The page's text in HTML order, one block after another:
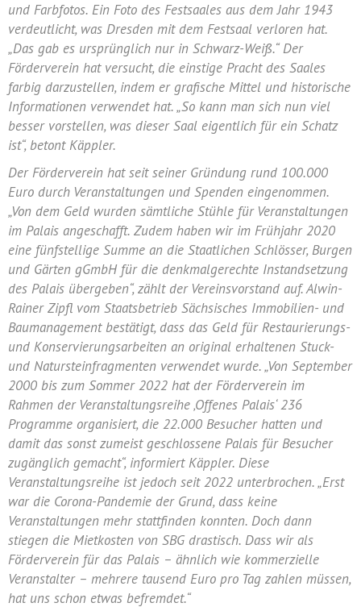
und Farbfotos. Ein Foto des Festsaales aus dem Jahr 1943
verdeutlicht, was Dresden mit dem Festsaal verloren hat.
„Das gab es ursprünglich nur in Schwarz-Weiß.“ Der
Förderverein hat versucht, die einstige Pracht des Saales
farbig darzustellen, indem er grafische Mittel und historische
Informationen verwendet hat. „So kann man sich nun viel
besser vorstellen, was dieser Saal eigentlich für ein Schatz
ist“, betont Käppler.
Der Förderverein hat seit seiner Gründung rund 100.000
Euro durch Veranstaltungen und Spenden eingenommen.
„Von dem Geld wurden sämtliche Stühle für Veranstaltungen
im Palais angeschafft. Zudem haben wir im Frühjahr 2020
eine fünfstellige Summe an die Staatlichen Schlösser, Burgen
und Gärten gGmbH für die denkmalgerechte Instandsetzung
des Palais übergeben“, zählt der Vereinsvorstand auf. Alwin-
Rainer Zipfl vom Staatsbetrieb Sächsisches Immobilien- und
Baumanagement bestätigt, dass das Geld für Restaurierungs-
und Konservierungsarbeiten an original erhaltenen Stuck-
und Natursteinfragmenten verwendet wurde. „Von September
2000 bis zum Sommer 2022 hat der Förderverein im
Rahmen der Veranstaltungsreihe ‚Offenes Palais‘ 236
Programme organisiert, die 22.000 Besucher hatten und
damit das sonst zumeist geschlossene Palais für Besucher
zugänglich gemacht“, informiert Käppler. Diese
Veranstaltungsreihe ist jedoch seit 2022 unterbrochen. „Erst
war die Corona-Pandemie der Grund, dass keine
Veranstaltungen mehr stattfinden konnten. Doch dann
stiegen die Mietkosten von SBG drastisch. Dass wir als
Förderverein für das Palais – ähnlich wie kommerzielle
Veranstalter – mehrere tausend Euro pro Tag zahlen müssen,
hat uns schon etwas befremdet.“